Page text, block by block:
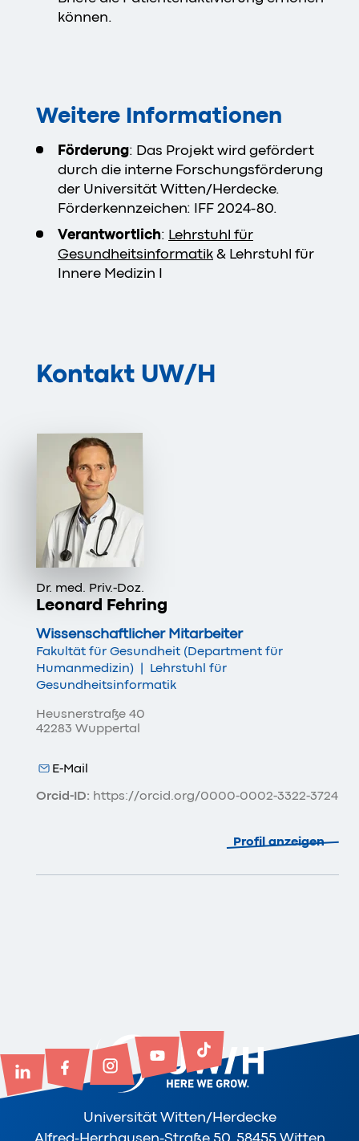
können.
Weitere Informationen
Förderung: Das Projekt wird gefördert
durch die interne Forschungsförderung
der Universität Witten/Herdecke.
Förderkennzeichen: IFF 2024-80.
Verantwortlich: Lehrstuhl für
Gesundheitsinformatik & Lehrstuhl für
Innere Medizin I
Kontakt UW/H
Dr. med. Priv.-Doz.
Leonard Fehring
Wissenschaftlicher Mitarbeiter
Fakultät für Gesundheit (Department für
Humanmedizin) | Lehrstuhl für
Gesundheitsinformatik
E-Mail
Orcid-ID: https://orcid.org/0000-0002-3322-3724
Heusnerstraße 40
42283 Wuppertal
Profil anzeigen
Universität Witten/Herdecke